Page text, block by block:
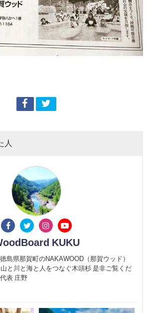
人
KUKU
島県那賀町のNAKAWOOD（那賀ウッド）
と川と海と人をつなぐ木頭杉 是非ご覧くだ
表 庄野